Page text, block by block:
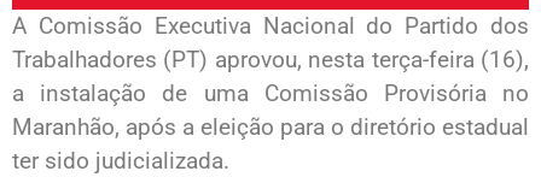
A Comissão Executiva Nacional do Partido dos
Trabalhadores (PT) aprovou, nesta terça-feira (16),
a instalação de uma Comissão Provisória no
Maranhão, após a eleição para o diretório estadual
ter sido judicializada.